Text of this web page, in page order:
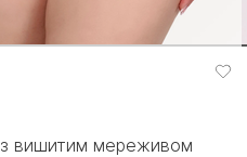
з вишитим мереживом